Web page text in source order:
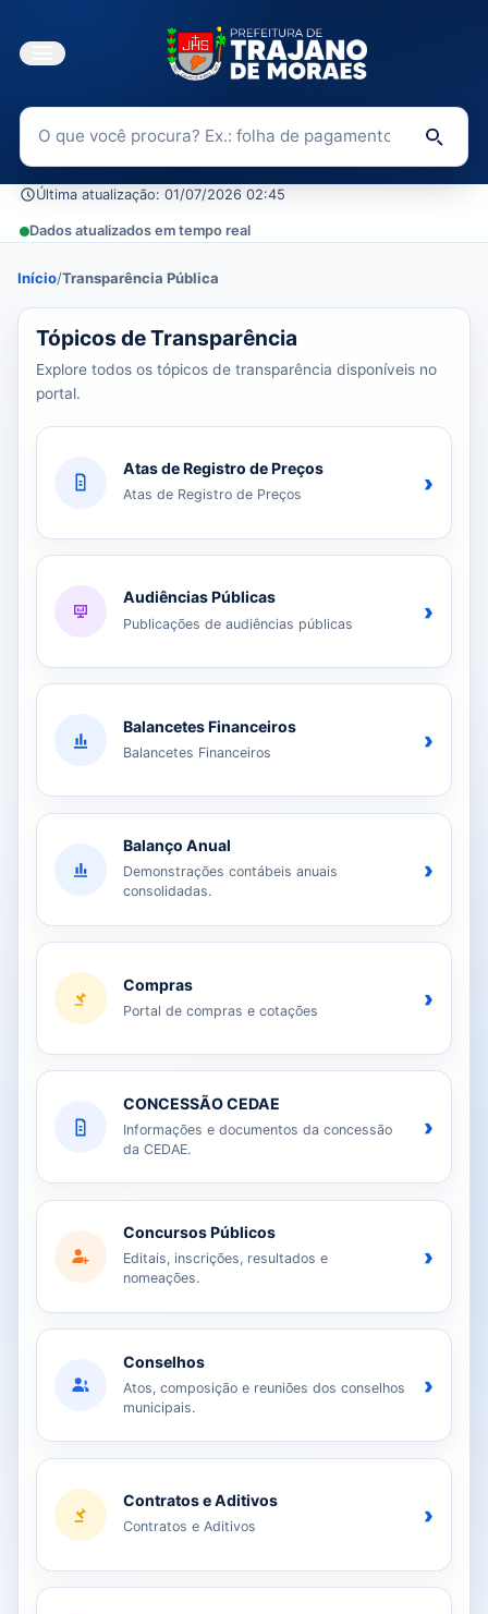
Buscar no Portal da Transparência
Última atualização: 01/07/2026 02:45
Dados atualizados em tempo real
Início/Transparência Pública
39 tópicos carregados do banco de dados.
Tópicos de Transparência
Explore todos os tópicos de transparência disponíveis no
portal.
Atas de Registro de Preços
Atas de Registro de Preços ›
Audiências Públicas
Publicações de audiências públicas ›
Balancetes Financeiros
Balancetes Financeiros ›
Balanço Anual
Demonstrações contábeis anuais
consolidadas.
›
Compras
Portal de compras e cotações ›
CONCESSÃO CEDAE
Informações e documentos da concessão
da CEDAE.
›
Concursos Públicos
Editais, inscrições, resultados e
nomeações.
›
Conselhos
Atos, composição e reuniões dos conselhos
municipais.
›
Contratos e Aditivos
Contratos e Aditivos ›